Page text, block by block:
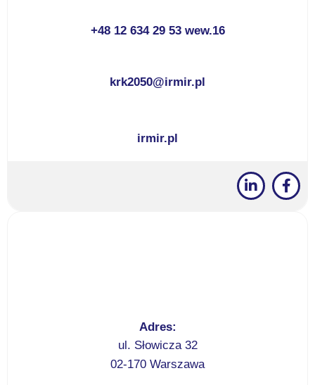
+48 12 634 29 53 wew.16
krk2050@irmir.pl
irmir.pl
Adres:
ul. Słowicza 32
02-170 Warszawa